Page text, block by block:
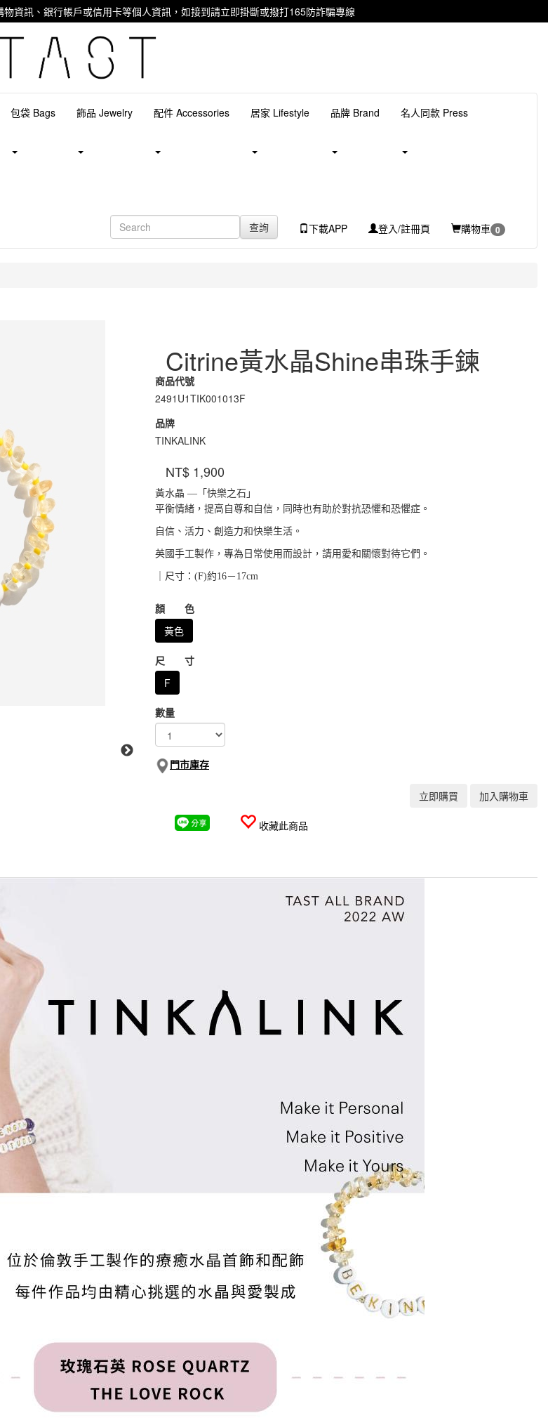
資訊、銀行帳戶或信用卡等個人資訊，如接到請立即掛斷或撥打165防詐騙專線
包袋 Bags 飾品 Jewelry 配件 Accessories 居家 Lifestyle 品牌 Brand 名人同款 Press
下載APP 登入/註冊頁 購物車 0
查詢
Citrine黃水晶Shine串珠手鍊
商品代號
2491U1TIK001013F
品牌
TINKALINK
NT$ 1,900
黃水晶 —「快樂之石」
平衡情緒，提高自尊和自信，同時也有助於對抗恐懼和恐懼症。
自信、活力、創造力和快樂生活。
英國手工製作，專為日常使用而設計，請用愛和關懷對待它們。
｜尺寸：(F)約16－17cm
GOODS000000000000043759626
顏 色
黃色
尺 寸
F
數量
門市庫存
立即購買 加入購物車
收藏此商品